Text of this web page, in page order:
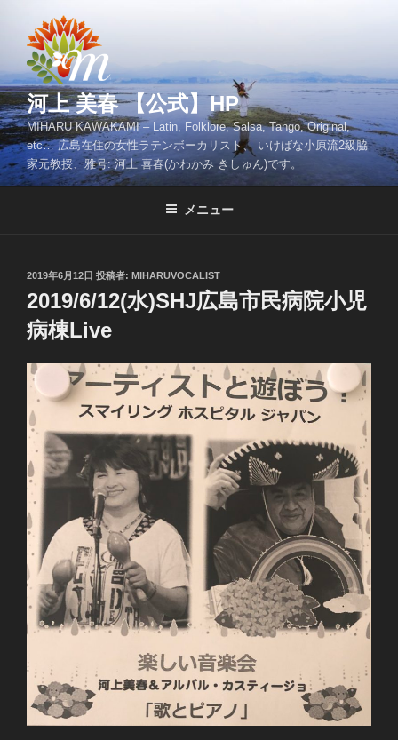
ン
ツ
へ
ス
キ
ッ
河上 美春 【公式】HP
MIHARU KAWAKAMI – Latin, Folklore, Salsa, Tango, Original,
etc… 広島在住の女性ラテンボーカリスト、 いけばな小原流2級脇
家元教授、雅号: 河上 喜春(かわかみ きしゅん)です。
メニュー
投
稿
日:
2019年6月12日 投稿者: MIHARUVOCALIST
2019/6/12(水)SHJ広島市民病院小児
病棟Live